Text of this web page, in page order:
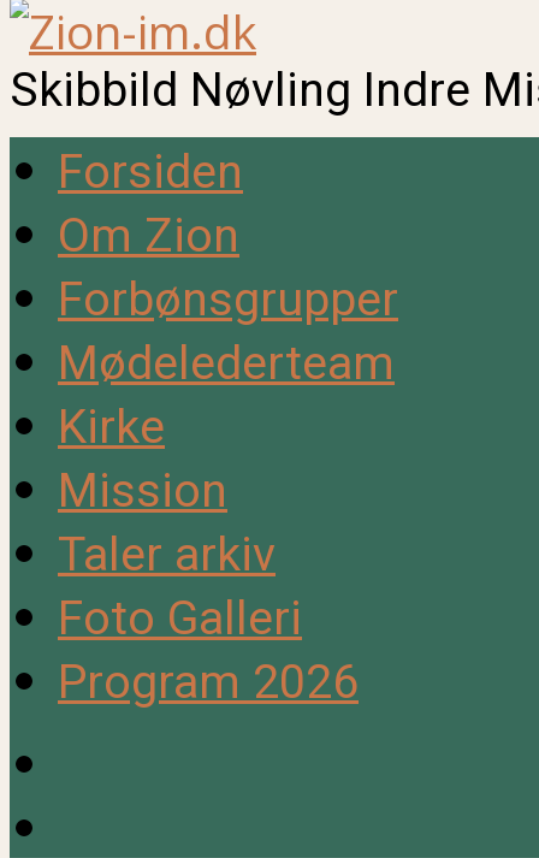
Skibbild Nøvling Indre
Forsiden
Om Zion
Forbønsgrupper
Mødelederteam
Kirke
Mission
Taler arkiv
Foto Galleri
Program 2026